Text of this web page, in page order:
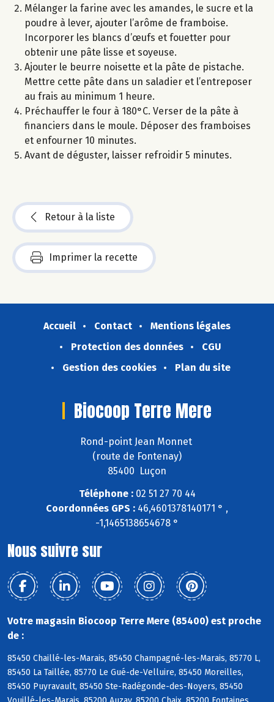
Mélanger la farine avec les amandes, le sucre et la
poudre à lever, ajouter l’arôme de framboise.
Incorporer les blancs d’œufs et fouetter pour
obtenir une pâte lisse et soyeuse.
Ajouter le beurre noisette et la pâte de pistache.
Mettre cette pâte dans un saladier et l’entreposer
au frais au minimum 1 heure.
Préchauffer le four à 180°C. Verser de la pâte à
financiers dans le moule. Déposer des framboises
et enfourner 10 minutes.
Avant de déguster, laisser refroidir 5 minutes.
Retour à la liste
Imprimer la recette
Accueil Contact
Mentions légales
Protection des données
CGU
Gestion des cookies
Plan du site
Biocoop Terre Mere
Rond-point Jean Monnet
(route de Fontenay)
85400 Luçon
Téléphone :02 51 27 70 44
Coordonnées GPS : 46,4601378140171 ° ,
-1,1465138654678 °
Nous suivre sur
Votre magasin Biocoop Terre Mere (85400) est proche
de :
85450 Chaillé-les-Marais, 85450 Champagné-les-Marais, 85770 L,
85450 La Taillée, 85770 Le Gué-de-Velluire, 85450 Moreilles,
85450 Puyravault, 85450 Ste-Radégonde-des-Noyers, 85450